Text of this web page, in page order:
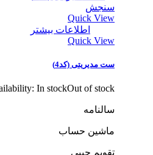
سنجش
Quick View
اطلاعات بیشتر
Quick View
ست مدیریتی (کد4)
Availability:In stockOut of stock
سالنامه
ماشین حساب
تقویم جیبی